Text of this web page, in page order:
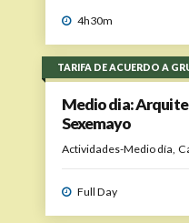
4h30m
TARIFA DE ACUERDO A
Medio dia:
Sexemayo
Actividades-Medio día
Full Day